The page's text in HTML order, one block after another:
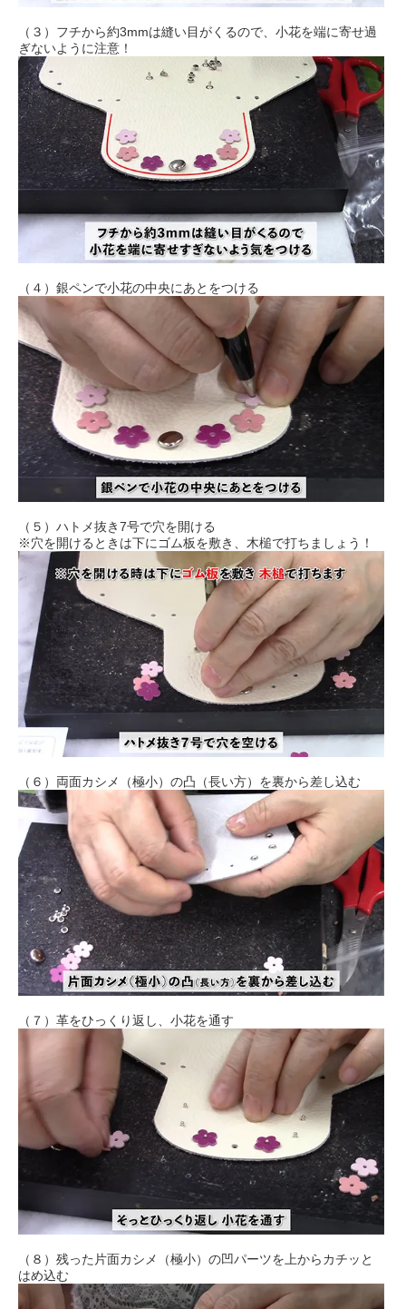
（３）フチから約3mmは縫い目がくるので、小花を端に寄せ過
ぎないように注意！
（４）銀ペンで小花の中央にあとをつける
（５）ハトメ抜き7号で穴を開ける
※穴を開けるときは下にゴム板を敷き、木槌で打ちましょう！
（６）両面カシメ（極小）の凸（長い方）を裏から差し込む
（７）革をひっくり返し、小花を通す
（８）残った片面カシメ（極小）の凹パーツを上からカチッと
はめ込む